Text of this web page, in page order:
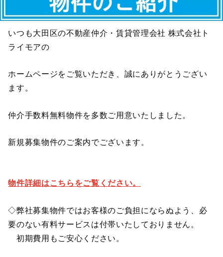
いつも大田区の不動産仲介・賃貸管理会社 株式会社ト
ライモアの
ホームページをご覧いただき、誠にありがとうござい
ます。
仲介手数料無料物件を多数ご用意いたしました。
新規募集物件のご案内でございます。
物件詳細はこちらをご覧ください。
◇弊社募集物件ではお客様のご負担にならぬよう、必
要のない有料サービスは付帯いたしておりません。
初期費用もご安心ください。